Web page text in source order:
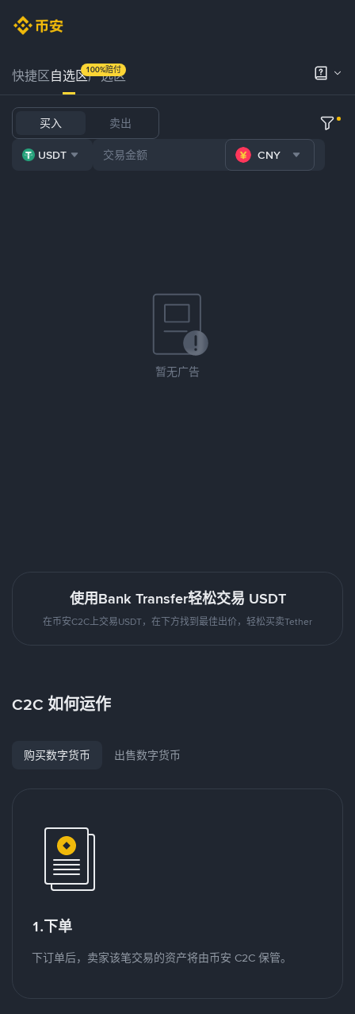
快捷区自选区严选区
100%赔付
买入 卖出
USDT CNY
暂无广告
使用Bank Transfer轻松交易 USDT
在币安C2C上交易USDT，在下方找到最佳出价，轻松买卖Tether
C2C 如何运作
购买数字货币 出售数字货币
1.下单
下订单后，卖家该笔交易的资产将由币安 C2C 保管。